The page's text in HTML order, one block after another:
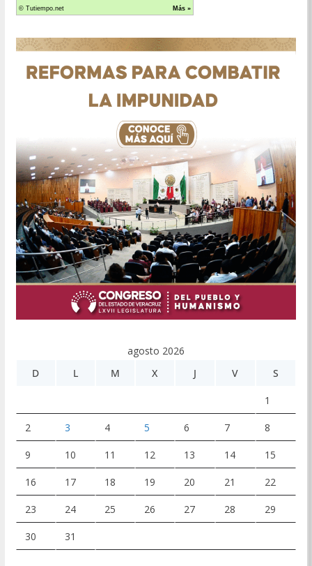
agosto 2026
D
L M X J V S
1
2 3 4 5 6 7 8
9 10 11 12 13 14 15
16 17 18 19 20 21 22
23 24 25 26 27 28 29
30 31